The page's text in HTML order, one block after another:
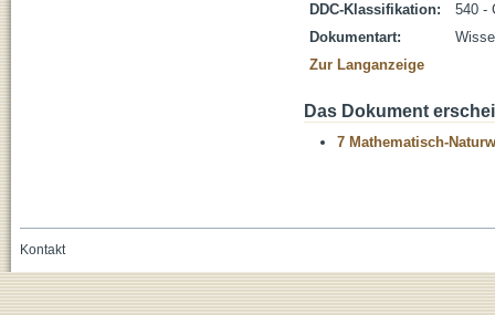
DDC-Klassifikation:
540 -
Dokumentart:
Zur Langanzeige
Das Dokument
7 Mathematisch-
Kontakt